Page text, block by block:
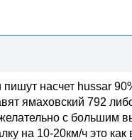
пишут насчет hussar
ямаховский 792
с большим
на 10-20км/ч это